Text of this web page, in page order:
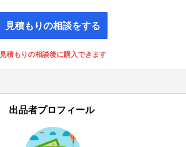
見積もりの相談をする
見積もりの相談後に購入できます
出品者プロフィール